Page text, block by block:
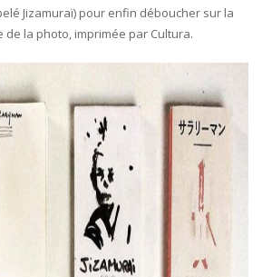
Jizamuraï) pour enfin déboucher sur la
la photo, imprimée par Cultura.